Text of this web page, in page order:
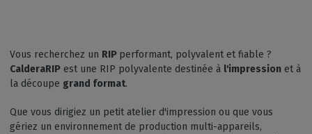
Vous recherchez un RIP performant, polyvalent et fiable ?
CalderaRIP est une RIP polyvalente destinée à l'impression et à
la découpe grand format.
Que vous dirigiez un petit atelier d'impression ou que vous
gériez un environnement de production multi-appareils,